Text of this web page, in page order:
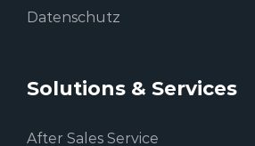
Datenschutz
Solutions & Services
After Sales Service